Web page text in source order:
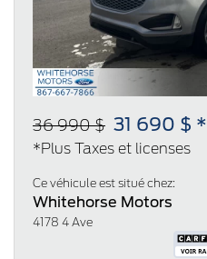
36 990 $ 31 690 $ *
*Plus Taxes et licenses
Ce véhicule est situé chez:
Whitehorse Motors
4178 4 Ave